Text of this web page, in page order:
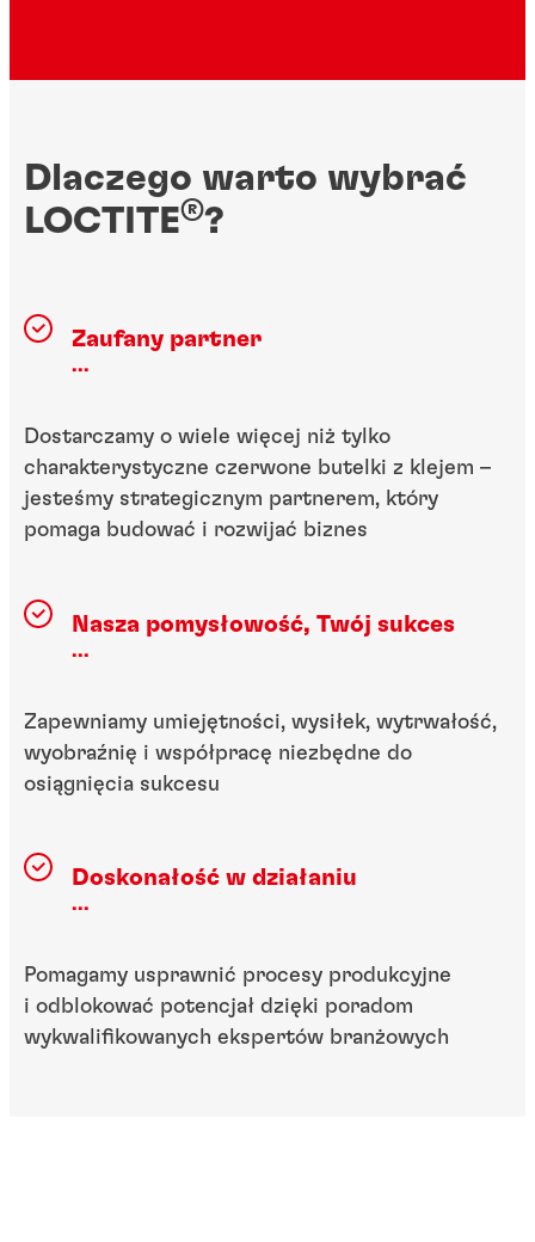
Dlaczego warto wybrać
LOCTITE®?
Zaufany partner
...
Dostarczamy o wiele więcej niż tylko
charakterystyczne czerwone butelki z klejem –
jesteśmy strategicznym partnerem, który
pomaga budować i rozwijać biznes
Nasza pomysłowość, Twój sukces
...
Zapewniamy umiejętności, wysiłek, wytrwałość,
wyobraźnię i współpracę niezbędne do
osiągnięcia sukcesu
Doskonałość w działaniu
...
Pomagamy usprawnić procesy produkcyjne
i odblokować potencjał dzięki poradom
wykwalifikowanych ekspertów branżowych